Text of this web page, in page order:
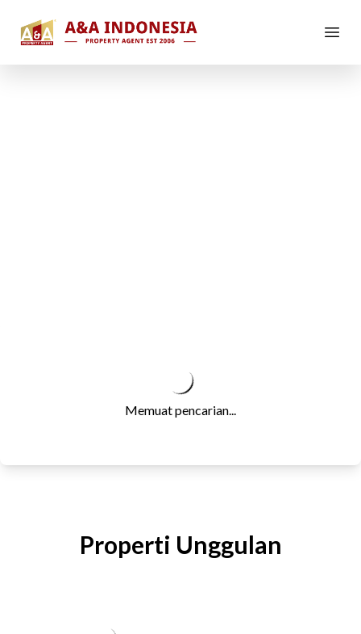
Memuat pencarian...
Properti Unggulan